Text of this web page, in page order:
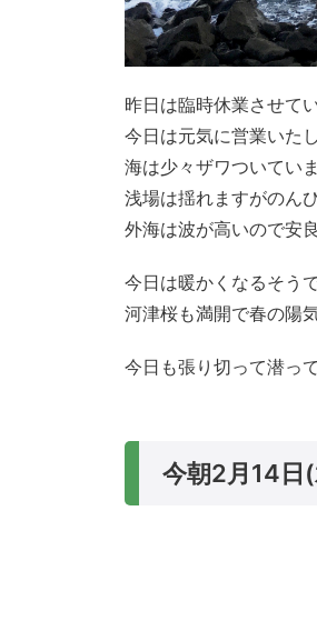
昨日は臨時休業させて
今日は元気に営業いた
海は少々ザワついてい
浅場は揺れますがのん
外海は波が高いので安
今日は暖かくなるそうで
河津桜も満開で春の陽
今日も張り切って潜っ
今朝2月14日